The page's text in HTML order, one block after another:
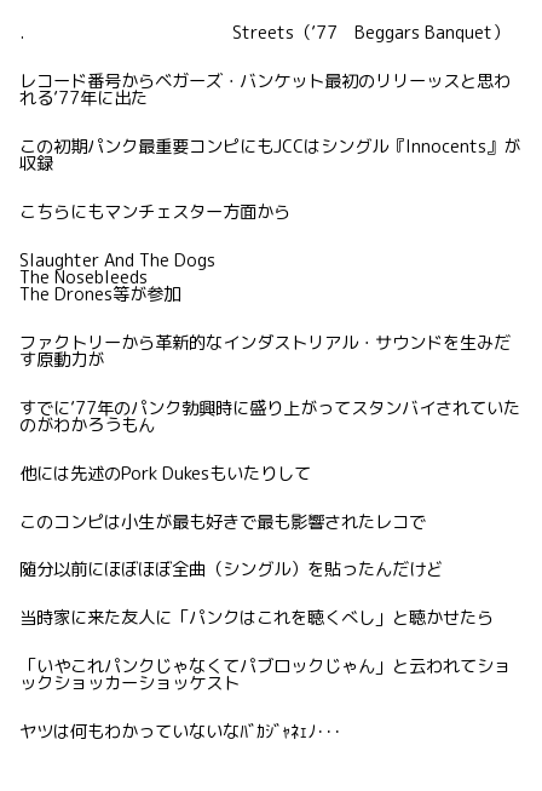
. Streets（’77 Beggars Banquet）
レコード番号からベガーズ・バンケット最初のリリーッスと思わ
れる’77年に出た
この初期パンク最重要コンピにもJCCはシングル『Innocents』が
収録
こちらにもマンチェスター方面から
Slaughter And The Dogs
The Nosebleeds
The Drones等が参加
ファクトリーから革新的なインダストリアル・サウンドを生みだ
す原動力が
すでに’77年のパンク勃興時に盛り上がってスタンバイされていた
のがわかろうもん
他には先述のPork Dukesもいたりして
このコンピは小生が最も好きで最も影響されたレコで
随分以前にほぼほぼ全曲（シングル）を貼ったんだけど
当時家に来た友人に「パンクはこれを聴くべし」と聴かせたら
「いやこれパンクじゃなくてパブロックじゃん」と云われてショ
ックショッカーショッケスト
ヤツは何もわかっていないなﾊﾞｶｼﾞｬﾈｪﾉ･･･